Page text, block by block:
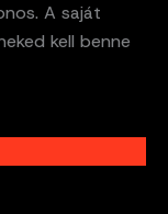
A saját
kell benne